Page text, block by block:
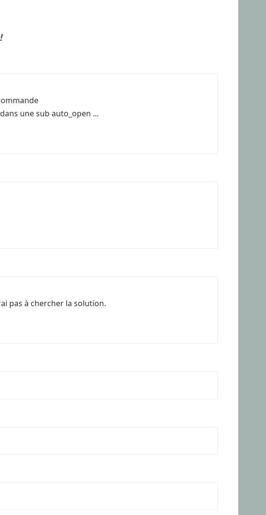
une sub auto_open ...
pas à chercher la solution.